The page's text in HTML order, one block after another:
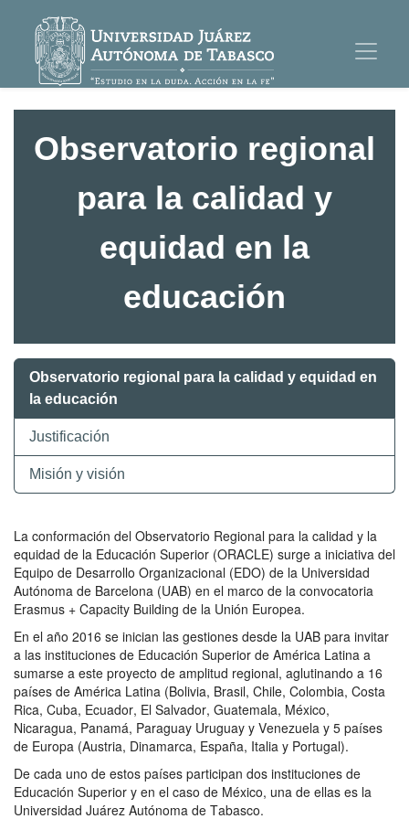
Observatorio regional
para la calidad y
equidad en la
educación
Observatorio regional para la calidad y equidad en
la educación
Justificación
Misión y visión
La conformación del Observatorio Regional para la calidad y la
equidad de la Educación Superior (ORACLE) surge a iniciativa del
Equipo de Desarrollo Organizacional (EDO) de la Universidad
Autónoma de Barcelona (UAB) en el marco de la convocatoria
Erasmus + Capacity Building de la Unión Europea.
En el año 2016 se inician las gestiones desde la UAB para invitar
a las instituciones de Educación Superior de América Latina a
sumarse a este proyecto de amplitud regional, aglutinando a 16
países de América Latina (Bolivia, Brasil, Chile, Colombia, Costa
Rica, Cuba, Ecuador, El Salvador, Guatemala, México,
Nicaragua, Panamá, Paraguay Uruguay y Venezuela y 5 países
de Europa (Austria, Dinamarca, España, Italia y Portugal).
De cada uno de estos países participan dos instituciones de
Educación Superior y en el caso de México, una de ellas es la
Universidad Juárez Autónoma de Tabasco.